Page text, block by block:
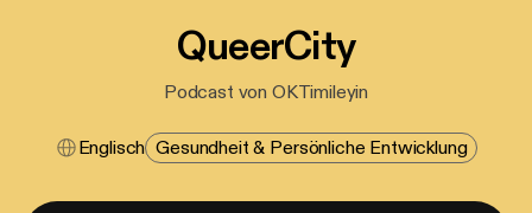
QueerCity
Podcast von OKTimileyin
Englisch Gesundheit & Persönliche Entwicklung